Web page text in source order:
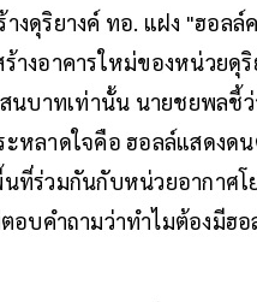
างดุริยางค์ ทอ. แฝง "ฮอล
ร้างอาคารใหม่ของหน่วย
นบาทเท่านั้น นายชยพลชี้
หลาดใจคือ ฮอลล์แสดงด
ที่ร่วมกันกับหน่วยอากาศ
ตอบคำถามว่าทำไมต้องมี